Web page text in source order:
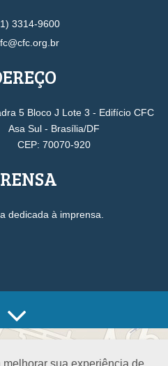
sua experiência de
3314-9600
5 Bloco J Lote 3 - Edifício CFC
Asa Sul - Brasília/DF
CEP: 70070-920
dedicada à imprensa.